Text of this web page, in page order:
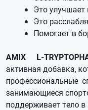
Это улучшает
Это
Помогает в
AMIX L-
активная добавка,
профессиональные
занимающиеся
поддерживает тело